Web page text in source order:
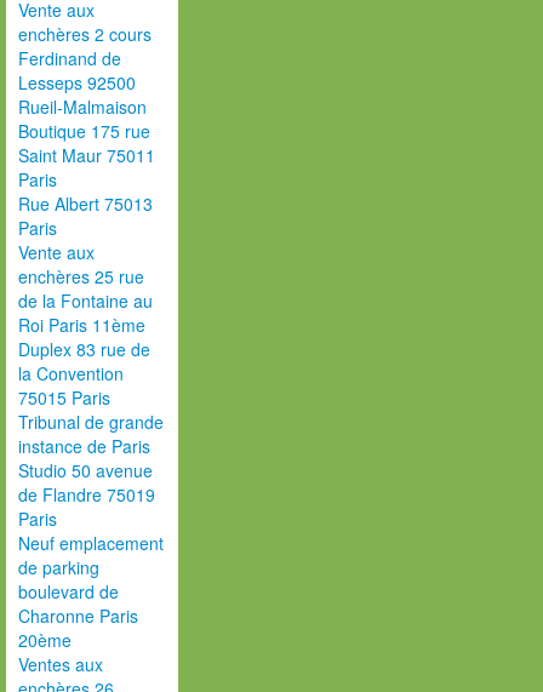
Vente aux
enchères 2 cours
Ferdinand de
Lesseps 92500
Rueil-Malmaison
Boutique 175 rue
Saint Maur 75011
Paris
Rue Albert 75013
Paris
Vente aux
enchères 25 rue
de la Fontaine au
Roi Paris 11ème
Duplex 83 rue de
la Convention
75015 Paris
Tribunal de grande
instance de Paris
Studio 50 avenue
de Flandre 75019
Paris
Neuf emplacement
de parking
boulevard de
Charonne Paris
20ème
Ventes aux